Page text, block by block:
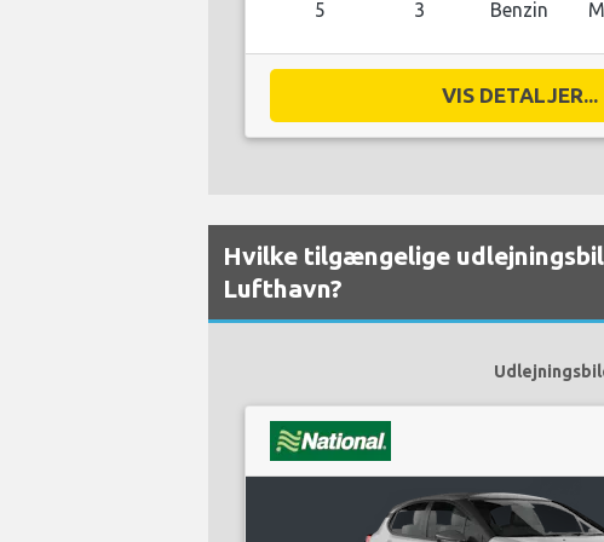
5 3 Benzin
VIS DETALJER...
Hvilke tilgængelige
Lufthavn?